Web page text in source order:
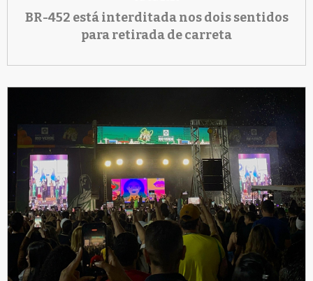
BR-452 está interditada nos dois sentidos
para retirada de carreta